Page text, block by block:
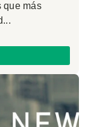
que más